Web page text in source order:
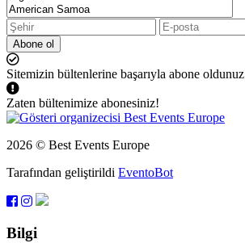
Abone ol
Sitemizin bültenlerine başarıyla abone oldunuz
Zaten bültenimize abonesiniz!
2026 © Best Events Europe
Tarafından geliştirildi EventoBot
Bilgi